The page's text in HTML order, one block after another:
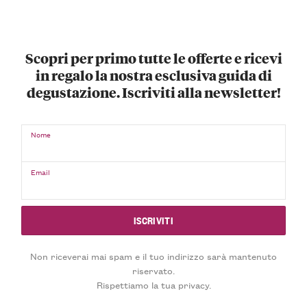
Scopri per primo tutte le offerte e ricevi
in regalo la nostra esclusiva guida di
degustazione. Iscriviti alla newsletter!
Nome
Email
Non riceverai mai spam e il tuo indirizzo sarà mantenuto
riservato.
Rispettiamo la tua privacy.